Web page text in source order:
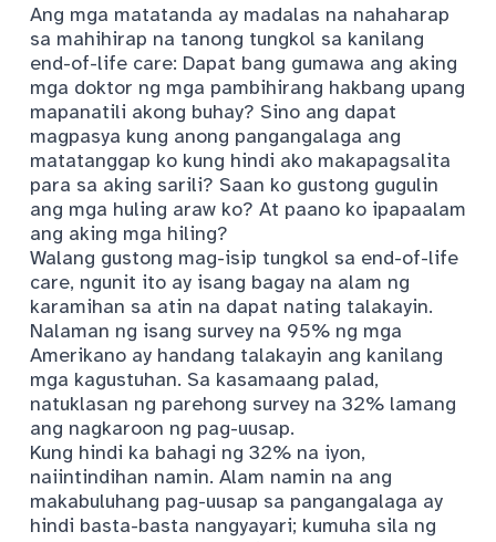
Ang mga matatanda ay madalas na nahaharap
sa mahihirap na tanong tungkol sa kanilang
end-of-life care: Dapat bang gumawa ang aking
mga doktor ng mga pambihirang hakbang upang
mapanatili akong buhay? Sino ang dapat
magpasya kung anong pangangalaga ang
matatanggap ko kung hindi ako makapagsalita
para sa aking sarili? Saan ko gustong gugulin
ang mga huling araw ko? At paano ko ipapaalam
ang aking mga hiling?
Walang gustong mag-isip tungkol sa end-of-life
care, ngunit ito ay isang bagay na alam ng
karamihan sa atin na dapat nating talakayin.
Nalaman ng isang survey na 95% ng mga
Amerikano ay handang talakayin ang kanilang
mga kagustuhan. Sa kasamaang palad,
natuklasan ng parehong survey na 32% lamang
ang nagkaroon ng pag-uusap.
Kung hindi ka bahagi ng 32% na iyon,
naiintindihan namin. Alam namin na ang
makabuluhang pag-uusap sa pangangalaga ay
hindi basta-basta nangyayari; kumuha sila ng